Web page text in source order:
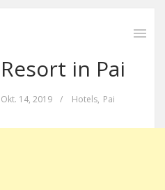
in Pai
Okt. 14, 2019 / Hotels, Pai